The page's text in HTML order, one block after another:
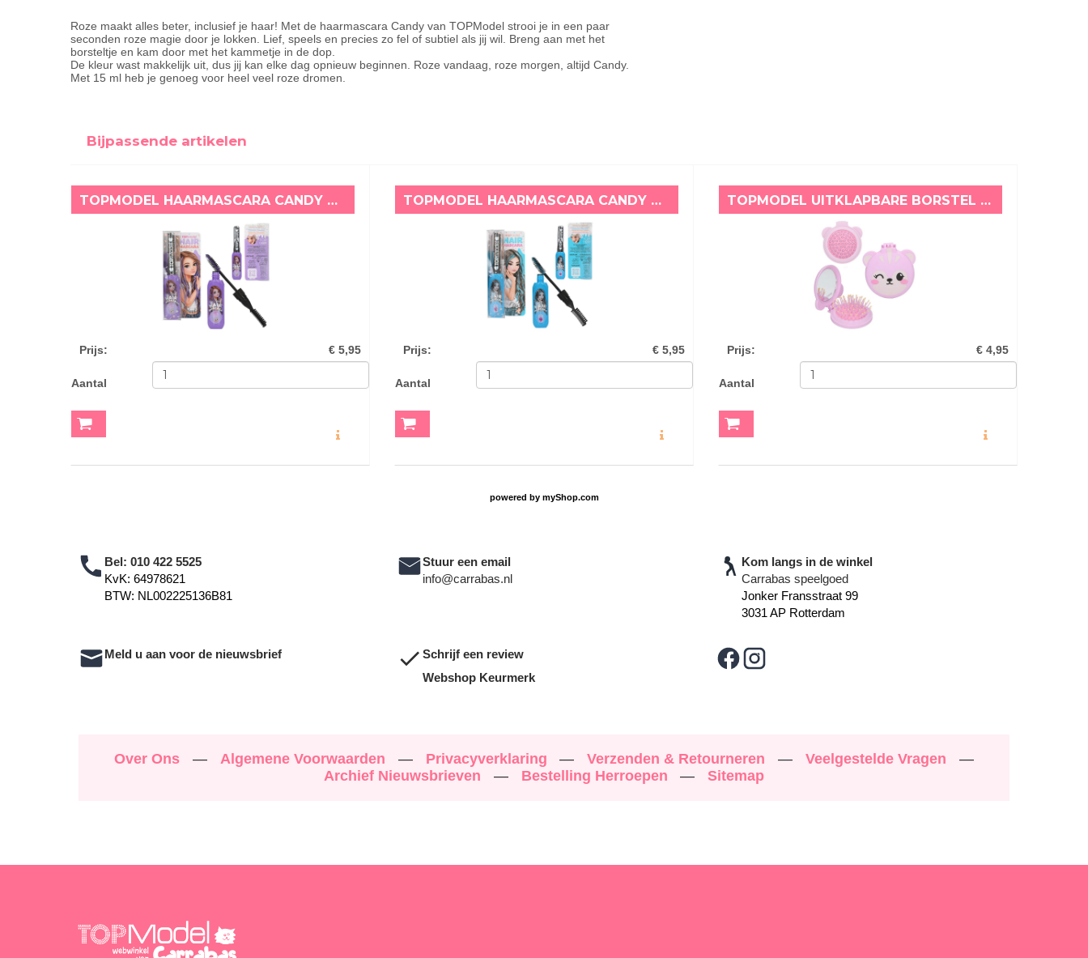
Roze maakt alles beter, inclusief je haar! Met de haarmascara Candy van TOPModel strooi je in een paar
seconden roze magie door je lokken. Lief, speels en precies zo fel of subtiel als jij wil. Breng aan met het
borsteltje en kam door met het kammetje in de dop.
De kleur wast makkelijk uit, dus jij kan elke dag opnieuw beginnen. Roze vandaag, roze morgen, altijd Candy.
Met 15 ml heb je genoeg voor heel veel roze dromen.
Bijpassende artikelen
TOPMODEL HAARMASCARA CANDY GLAM PAARS
Prijs: € 5,95
Aantal
TOPMODEL HAARMASCARA CANDY GLAM BLAUW
Prijs: € 5,95
Aantal
TOPMODEL UITKLAPBARE BORSTEL CANDY GLAM PAARS
Prijs: € 4,95
Aantal
powered by myShop.com
Bel: 010 422 5525
KvK: 64978621
BTW: NL002225136B81
Stuur een email
info@carrabas.nl
Kom langs in de winkel
Carrabas speelgoed
Jonker Fransstraat 99
3031 AP Rotterdam
Meld u aan voor de nieuwsbrief
Schrijf een review
Webshop Keurmerk
Over Ons — Algemene Voorwaarden — Privacyverklaring — Verzenden & Retourneren — Veelgestelde Vragen
—
Archief Nieuwsbrieven
— Bestelling Herroepen — Sitemap